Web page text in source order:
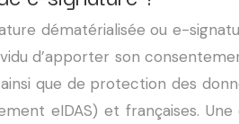
dématérialisée ou e-
d’apporter son
que de protection des
eIDAS) et françaises.